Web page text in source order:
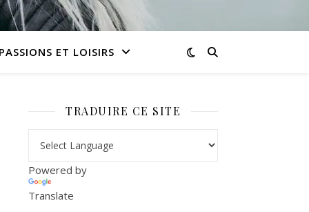
PASSIONS ET LOISIRS
TRADUIRE CE SITE
Powered by
Translate